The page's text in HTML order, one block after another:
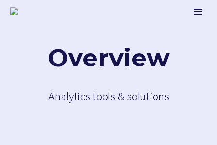
Overview
Analytics tools & solutions